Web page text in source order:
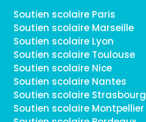
Soutien scolaire Paris
Soutien scolaire Marseille
Soutien scolaire Lyon
Soutien scolaire Toulouse
Soutien scolaire Nice
Soutien scolaire Nantes
Soutien scolaire Strasbourg
Soutien scolaire Montpellier